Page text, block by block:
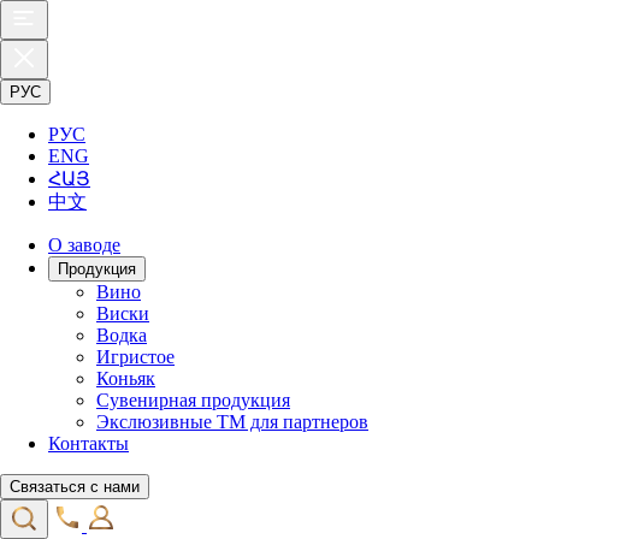
РУС
РУС
ENG
ՀԱՅ
中文
О заводе
Продукция
Вино
Виски
Водка
Игристое
Коньяк
Сувенирная продукция
Экслюзивные ТМ для партнеров
Контакты
Связаться с нами